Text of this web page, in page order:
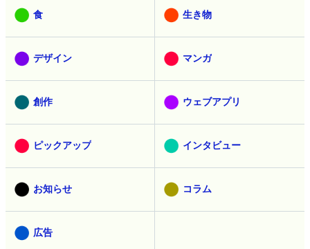
食 生き物
デザイン マンガ
創作 ウェブアプリ
ピックアップ インタビュー
お知らせ コラム
広告